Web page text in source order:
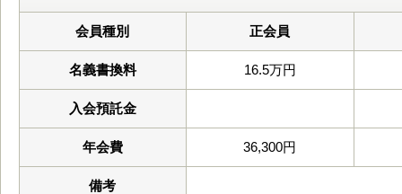
会員種別 正会員
名義書換料 16.5万円
入会預託金
年会費 36,300円
備考